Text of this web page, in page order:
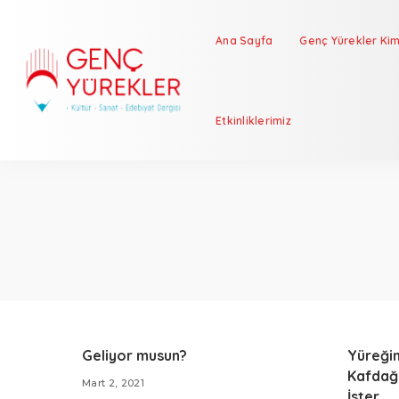
Ana Sayfa Genç Yürekler
Etkinliklerimiz
Geliyor musun?
Mart 2, 2021